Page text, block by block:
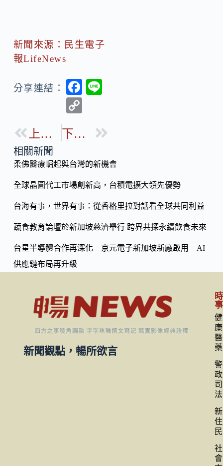
新聞來源：民生電子
報LifeNews
分享連結：
F
b
o
k
p
Li
n
k
上一篇 下一篇
相關新聞
柔佛醫療崛起與台灣的新機會
全球晶圓代工市場創新高，台積電擴大領先優勢
台海有事，世界有事：從香格里拉對話看全球共同利益
蔬食教育論壇於新加坡慈濟舉行 跨界共探永續飲食未來
台星半導體合作再深化 京元電子新加坡新廠啟用 AI
供應鏈布局再升級
新聞觀點，暢所欲言
時
事
健
康
醫
藥
警
政
司
法
新
住
民
社
會